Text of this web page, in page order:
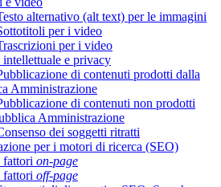
alternativo (alt text) per le immagini
per i video
per i video
intellettuale e privacy
di contenuti prodotti dalla
Amministrazione
di contenuti non prodotti
Amministrazione
dei soggetti ritratti
per i motori di ricerca (SEO)
fattori on-page
fattori off-page